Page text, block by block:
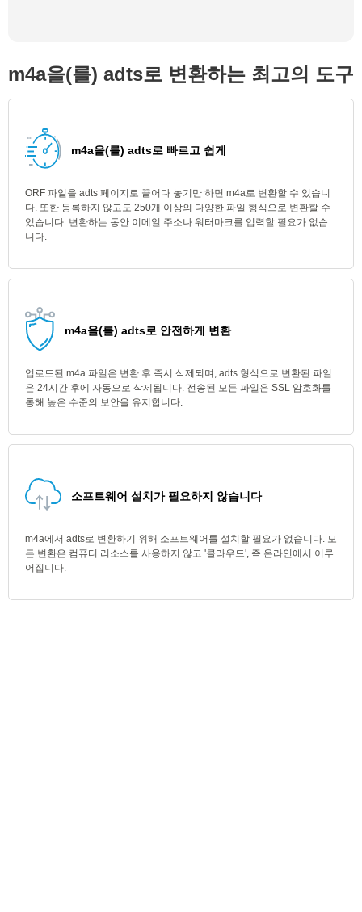
m4a을(를) adts로 변환하는 최고의 도구
m4a을(를) adts로 빠르고 쉽게
ORF 파일을 adts 페이지로 끌어다 놓기만 하면 m4a로 변환할 수 있습니
다. 또한 등록하지 않고도 250개 이상의 다양한 파일 형식으로 변환할 수
있습니다. 변환하는 동안 이메일 주소나 워터마크를 입력할 필요가 없습
니다.
m4a을(를) adts로 안전하게 변환
업로드된 m4a 파일은 변환 후 즉시 삭제되며, adts 형식으로 변환된 파일
은 24시간 후에 자동으로 삭제됩니다. 전송된 모든 파일은 SSL 암호화를
통해 높은 수준의 보안을 유지합니다.
소프트웨어 설치가 필요하지 않습니다
m4a에서 adts로 변환하기 위해 소프트웨어를 설치할 필요가 없습니다. 모
든 변환은 컴퓨터 리소스를 사용하지 않고 '클라우드', 즉 온라인에서 이루
어집니다.